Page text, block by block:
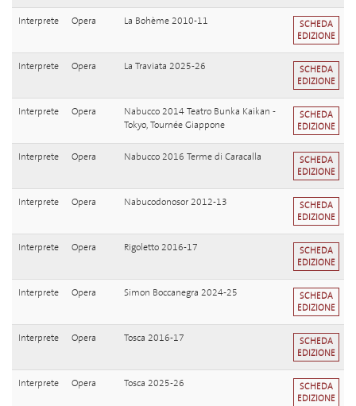
Interprete Opera La Bohème 2010-11
SCHEDA
EDIZIONE
Interprete Opera La Traviata 2025-26
SCHEDA
EDIZIONE
Interprete Opera
Nabucco 2014 Teatro Bunka Kaikan -
Tokyo, Tournée Giappone
SCHEDA
EDIZIONE
Interprete Opera Nabucco 2016 Terme di Caracalla
SCHEDA
EDIZIONE
Interprete Opera Nabucodonosor 2012-13
SCHEDA
EDIZIONE
Interprete Opera Rigoletto 2016-17
SCHEDA
EDIZIONE
Interprete Opera Simon Boccanegra 2024-25
SCHEDA
EDIZIONE
Interprete Opera Tosca 2016-17
SCHEDA
EDIZIONE
Interprete Opera Tosca 2025-26
SCHEDA
EDIZIONE